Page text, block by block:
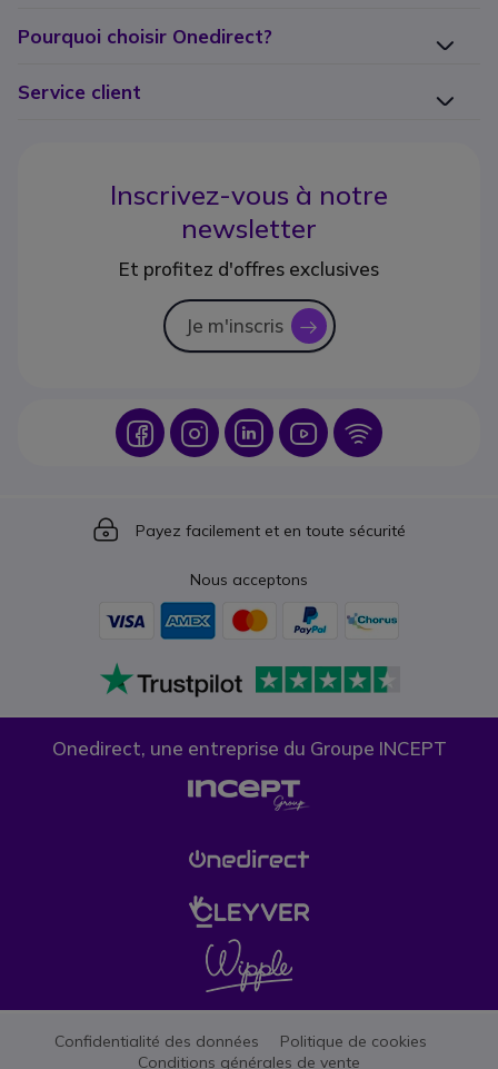
Pourquoi choisir Onedirect?
Service client
Inscrivez-vous à notre
newsletter
Et profitez d'offres exclusives
Je m'inscris icon
Icon IconIcon Icon Icon
Icon
Payez facilement et en toute sécurité
Nous acceptons
Onedirect, une entreprise du Groupe INCEPT
Confidentialité des données
Politique de cookies
Conditions générales de vente